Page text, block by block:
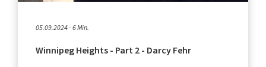
05.09.2024 - 6 Min.
Winnipeg Heights - Part 2 - Darcy Fehr